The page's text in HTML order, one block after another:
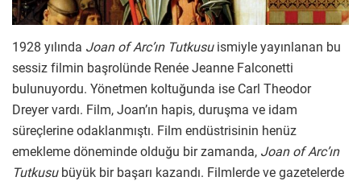
1928 yılında Joan of Arc’ın Tutkusuismiyle yayınlanan bu
sessiz filmin başrolünde Renée Jeanne Falconetti
bulunuyordu. Yönetmen koltuğunda ise Carl Theodor
Dreyer vardı. Film, Joan’ın hapis, duruşma ve idam
süreçlerine odaklanmıştı. Film endüstrisinin henüz
emekleme döneminde olduğu bir zamanda, Joan of Arc’ın
Tutkusu büyük bir başarı kazandı. Filmlerde ve gazetelerde